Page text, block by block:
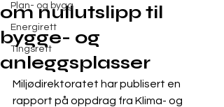
Plan- og bygg
Energirett
Tingsrett
om nullutslipp til
bygge- og
anleggsplasser
Miljødirektoratet har publisert en
rapport på oppdrag fra Klima- og